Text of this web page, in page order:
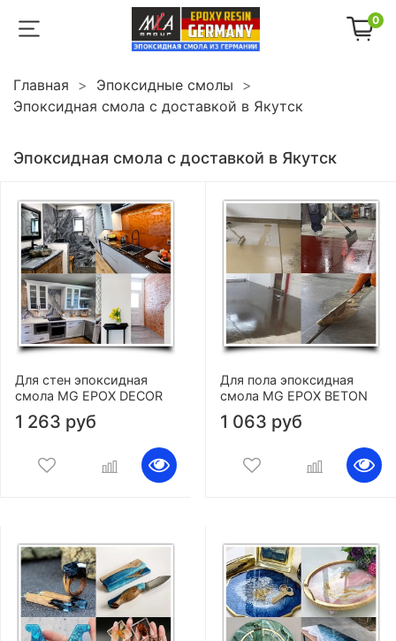
0
Главная
Эпоксидные смолы
Эпоксидная смола с доставкой в Якутск
Эпоксидная смола с доставкой в Якутск
Для стен эпоксидная
смола MG EPOX DECOR
1 263 руб
Для пола эпоксидная
смола MG EPOX BETON
1 063 руб